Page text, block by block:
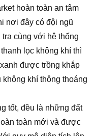
hoàn toàn an tâm
nơi đây có đội ngũ
cùng với hệ thống
lọc không khí thì
được trồng khắp
khí thông thoáng
tốt, đều là những đất
toàn mới và được